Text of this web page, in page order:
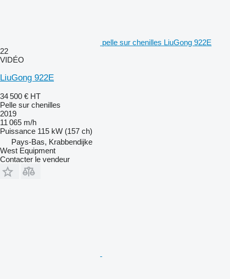
pelle sur chenilles LiuGong 922E
22
VIDÉO
LiuGong 922E
34 500 € HT
Pelle sur chenilles
2019
11 065 m/h
Puissance 115 kW (157 ch)
Pays-Bas, Krabbendijke
West Equipment
Contacter le vendeur